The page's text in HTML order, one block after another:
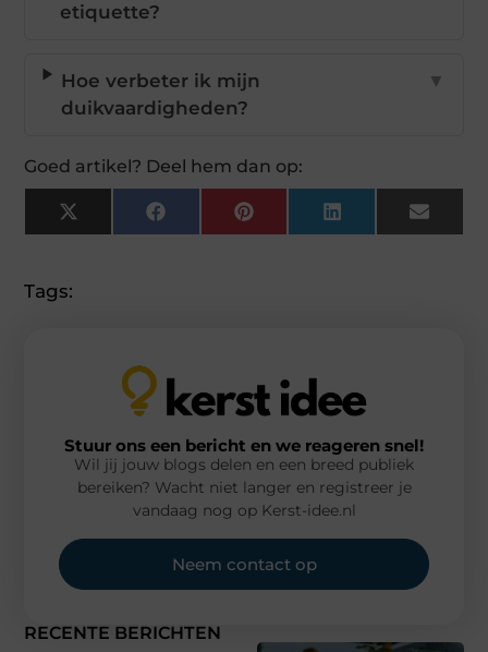
etiquette?
Hoe verbeter ik mijn
duikvaardigheden?
▼
Goed artikel? Deel hem dan op:
X
(Twitter)
FacebookPinterestLinkedInEmail
Tags:
RECENTE BERICHTEN
Stuur ons een bericht en we reageren snel!
Wil jij jouw blogs delen en een breed publiek
bereiken? Wacht niet langer en registreer je
vandaag nog op Kerst-idee.nl
Neem contact op